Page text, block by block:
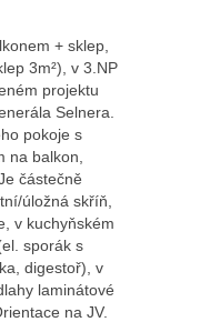
+ sklep,
3m²), v 3.NP
projektu
Selnera.
pokoje s
na balkon,
částečně
úložná skříň,
v kuchyňském
sporák s
digestoř), v
laminátové
na JV.